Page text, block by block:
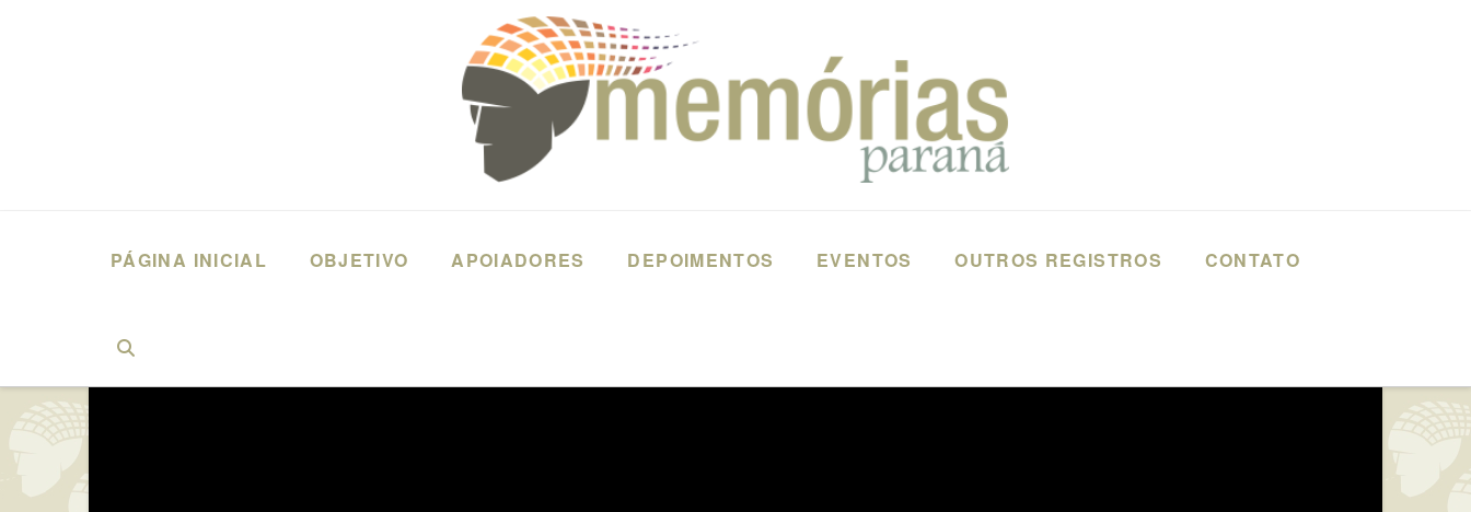
PÁGINA INICIAL OBJETIVO APOIADORES DEPOIMENTOS EVENTOS OUTROS REGISTROS CONTATO